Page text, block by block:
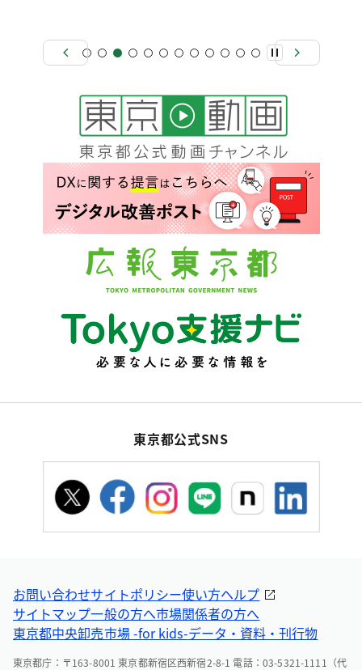
東京都公式SNS
お問い合わせサイトポリシー使い方ヘルプ
サイトマップ一般の方へ市場関係者の方へ
東京都中央卸売市場 -for kids-データ・資料・刊行物
東京都庁：〒163-8001 東京都新宿区西新宿2-8-1 電話：03-5321-1111（代